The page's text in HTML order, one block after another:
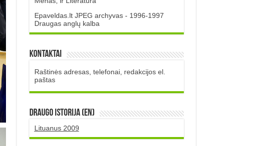
Epaveldas.lt JPEG archyvas - 1996-1997
Draugas anglų kalba
Kontaktai
Raštinės adresas, telefonai, redakcijos el.
paštas
DRAUGO istorija (EN)
Lituanus 2009